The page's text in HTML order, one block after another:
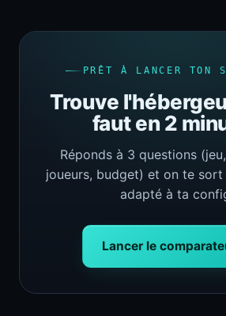
PRÊT À LANCER TON
Trouve
faut en 2
Réponds à 3 questions
joueurs, budget) et on te sort
adapté à ta
Lancer le